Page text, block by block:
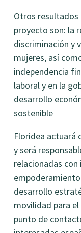
Otros
proyecto son: la
discriminación y
mujeres, así
independencia
laboral y en la
desarrollo
sostenible
Floridea actuará
y será
relacionadas
desarrollo
movilidad para
punto de